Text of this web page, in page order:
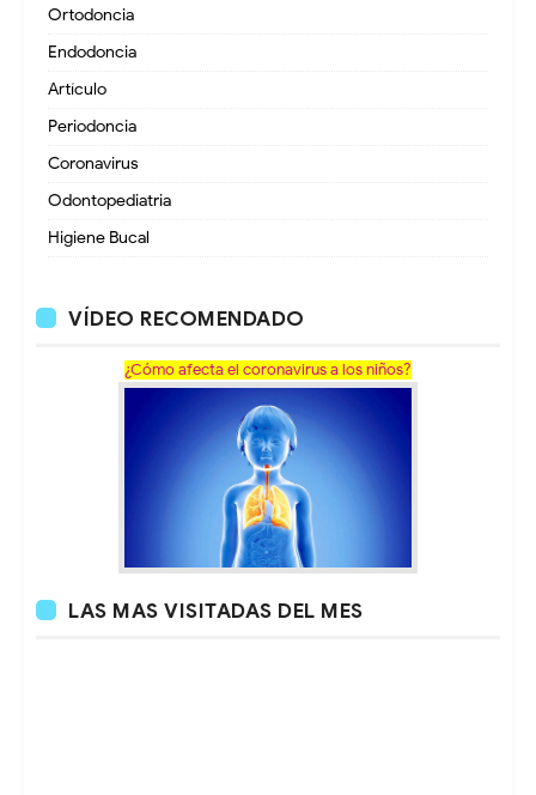
Ortodoncia
Endodoncia
Artículo
Periodoncia
Coronavirus
Odontopediatria
Higiene Bucal
VÍDEO RECOMENDADO
¿Cómo afecta el coronavirus a los niños?
LAS MAS VISITADAS DEL MES